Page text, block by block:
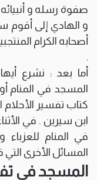
صفوة رسله و
و الهادي إلى أقوم
أصحابه الكرام
.
أما بعد : نشرع
المسجد في المنام
كتاب تفسير الأحلام
ابن سيرين . في
في المنام
المسائل الأخرى
المسجد في